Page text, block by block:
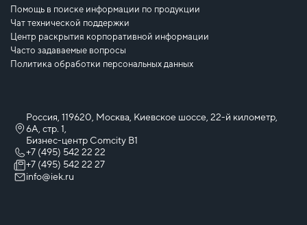
Помощь в поиске информации по продукции
Чат технической поддержки
Центр раскрытия корпоративной информации
Часто задаваемые вопросы
Политика обработки персональных данных
Россия, 119620, Москва, Киевское шоссе, 22-й километр,
6А, стр. 1,
Бизнес-центр Comcity B1
+7 (495) 542 22 22
+7 (495) 542 22 27
info@iek.ru